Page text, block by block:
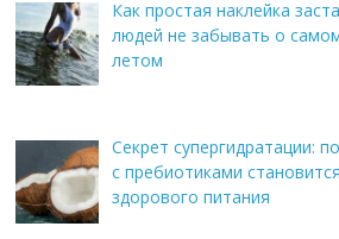
Как простая наклейка
людей не забывать о
летом
Секрет супергидратации:
с пребиотиками
здорового питания